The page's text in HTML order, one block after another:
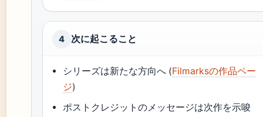
4 次に起こること
シリーズは新たな方向へ (Filmarksの作品ペー
ジ)
ポストクレジットのメッセージは次作を示唆